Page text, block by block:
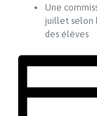
Une
juillet selon
des élèves